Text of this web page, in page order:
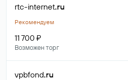
rtc-internet.ru
Рекомендуем
11 700 ₽
Возможен торг
vpbfond.ru